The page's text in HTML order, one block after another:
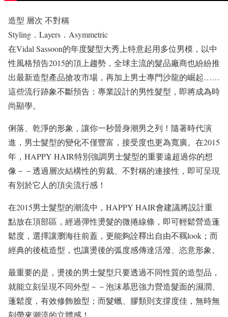
造型 層次 不對稱
Styling．Layers．Asymmetric
在Vidal Sassoon的年度髮型大秀上特意起用多位男模，以中
性風格預告2015的頂上趨勢，全球主流的髮品廠商也紛紛推
出最新造型產品搶攻市場，再加上男士專門沙龍的崛起……
這些流行跡象不斷預告：專業設計的男性髮型，即將成為時
尚顯學。
俐落、乾淨的形象，讓你一秒晉身潮男之列！隨著時代演
進，男士髮型的變化不僅豐富，接受度也更為寬廣。在2015
年，HAPPY HAIR特別強調男士髮型的重要遠超過你的想
像－－透過層次結構性的剪裁、不對稱的連接性，即可呈現
有別於它人的頂尖流行感！
在2015男士髮型的潮流中，HAPPY HAIR會建議將設計重
點放在頂部區，經過彈性燙髮的微捲線條，即可輕鬆營造蓬
鬆度，選擇讓瀏海往前蓋，更能夠詮釋出自由不羈look；而
經典的後梳造型，也讓燙後的弧度感傳達活潑、恣意形象。
最重要的是，燙後的男士髮型只要透過不同性質的造型品，
就能立刻呈現不同外型－－泡沫慕思強力營造髮面的濕潤、
蓬鬆度，有效修飾臉型；而髮蠟、膠類則支撐度佳，無時無
刻帶來潮流的立體感！